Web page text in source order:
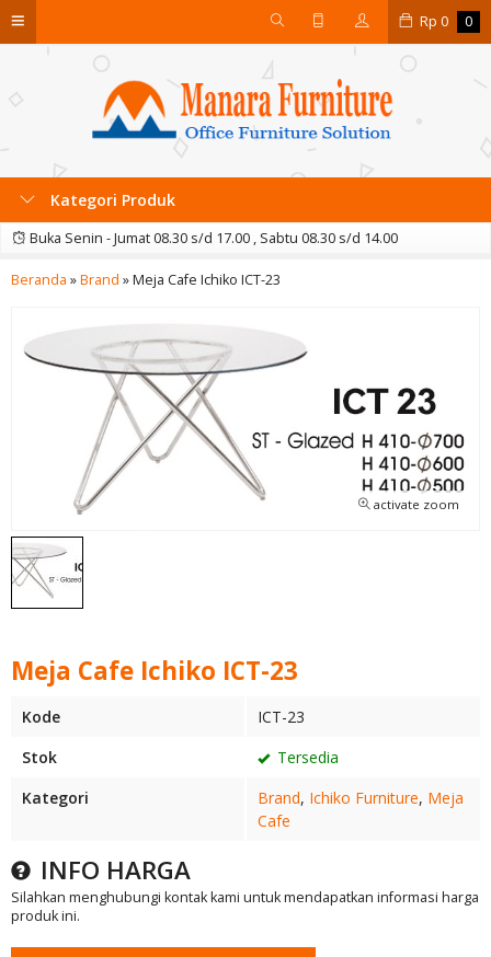
Rp 0 0
Kategori Produk
Buka Senin - Jumat 08.30 s/d 17.00 , Sabtu 08.30 s/d 14.00
Beranda »Brand »Meja Cafe Ichiko ICT-23
activate zoom
Meja Cafe Ichiko ICT-23
Kode
ICT-23
Stok
Tersedia
Kategori
Brand, Ichiko Furniture, Meja
Cafe
INFO HARGA
Silahkan menghubungi kontak kami untuk mendapatkan informasi harga
produk ini.